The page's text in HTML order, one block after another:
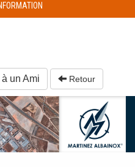
un Ami Retour